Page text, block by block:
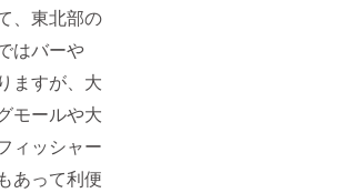
、東北部の
はバーや
ますが、大
モールや大
ィッシャー
あって利便